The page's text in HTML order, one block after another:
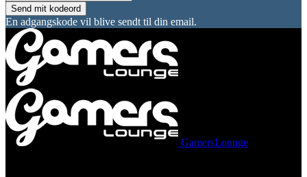
En adgangskode vil blive sendt til din email.
GamersLounge